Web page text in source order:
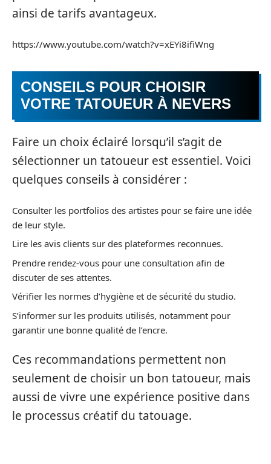
ainsi de tarifs avantageux.
https://www.youtube.com/watch?v=xEYi8ifiWng
CONSEILS POUR CHOISIR
VOTRE TATOUEUR À NEVERS
Faire un choix éclairé lorsqu’il s’agit de
sélectionner un tatoueur est essentiel. Voici
quelques conseils à considérer :
Consulter les portfolios des artistes pour se faire une idée
de leur style.
Lire les avis clients sur des plateformes reconnues.
Prendre rendez-vous pour une consultation afin de
discuter de ses attentes.
Vérifier les normes d’hygiène et de sécurité du studio.
S’informer sur les produits utilisés, notamment pour
garantir une bonne qualité de l’encre.
Ces recommandations permettent non
seulement de choisir un bon tatoueur, mais
aussi de vivre une expérience positive dans
le processus créatif du tatouage.